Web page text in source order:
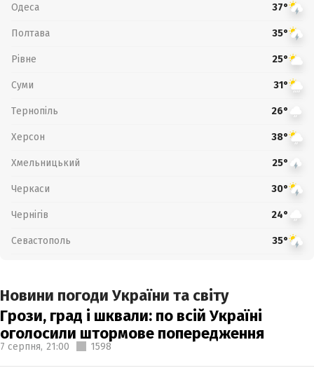
Одеса 37°
Полтава 35°
Рівне 25°
Суми 31°
Тернопіль 26°
Херсон 38°
Хмельницький 25°
Черкаси 30°
Чернігів 24°
Севастополь 35°
Новини погоди України та світу
Грози, град і шквали: по всій Україні
оголосили штормове попередження
7 серпня, 21:00 1598